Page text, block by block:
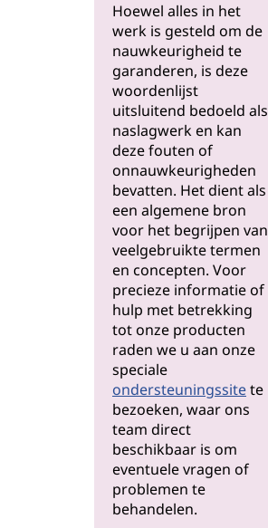
Hoewel alles in het
werk is gesteld om de
nauwkeurigheid te
garanderen, is deze
woordenlijst
uitsluitend bedoeld als
naslagwerk en kan
deze fouten of
onnauwkeurigheden
bevatten. Het dient als
een algemene bron
voor het begrijpen van
veelgebruikte termen
en concepten. Voor
precieze informatie of
hulp met betrekking
tot onze producten
raden we u aan onze
speciale
ondersteuningssitete
bezoeken, waar ons
team direct
beschikbaar is om
eventuele vragen of
problemen te
behandelen.